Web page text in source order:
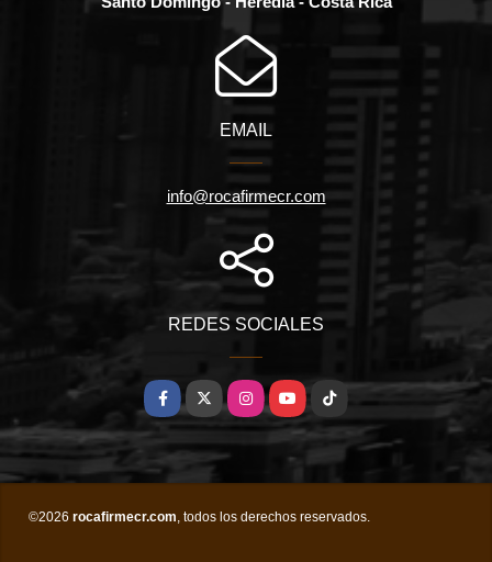
EMAIL
info@rocafirmecr.com
REDES SOCIALES
Facebook
X InstagramYouTubeTikTok
©2026 rocafirmecr.com, todos los derechos reservados.